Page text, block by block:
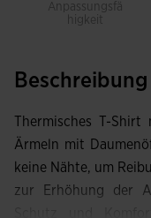
Anpassungsfä
higkeit
Beschreibung
Thermisches T-
Ärmeln mit
keine Nähte, um
zur Erhöhung der